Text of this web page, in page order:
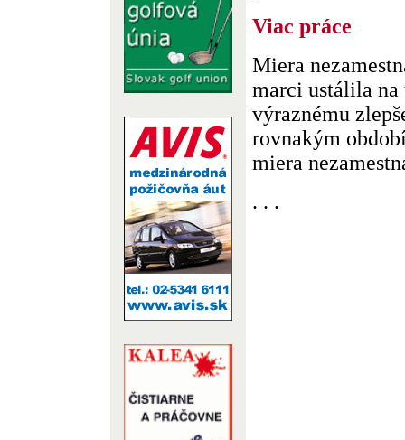
Viac práce
Miera
marci ustálila
výraznému
rovnakým
miera
. . .